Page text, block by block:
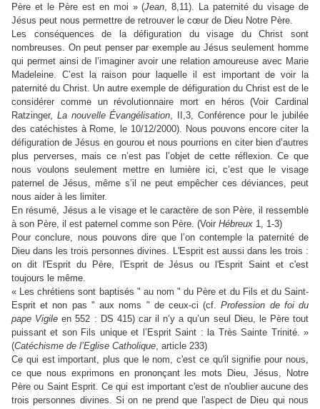
Père et le Père est en moi » (Jean, 8,11). La paternité du visage de
Jésus peut nous permettre de retrouver le cœur de Dieu Notre Père.
Les conséquences de la défiguration du visage du Christ sont
nombreuses. On peut penser par exemple au Jésus seulement homme
qui permet ainsi de l’imaginer avoir une relation amoureuse avec Marie
Madeleine. C’est la raison pour laquelle il est important de voir la
paternité du Christ. Un autre exemple de défiguration du Christ est de le
considérer comme un révolutionnaire mort en héros (Voir Cardinal
Ratzinger, La nouvelle Évangélisation, II,3, Conférence pour le jubilée
des catéchistes à Rome, le 10/12/2000). Nous pouvons encore citer la
défiguration de Jésus en gourou et nous pourrions en citer bien d’autres
plus perverses, mais ce n’est pas l’objet de cette réflexion. Ce que
nous voulons seulement mettre en lumière ici, c’est que le visage
paternel de Jésus, même s’il ne peut empêcher ces déviances, peut
nous aider à les limiter.
En résumé, Jésus a le visage et le caractère de son Père, il ressemble
à son Père, il est paternel comme son Père. (Voir Hébreux 1, 1-3)
Pour conclure, nous pouvons dire que l’on contemple la paternité de
Dieu dans les trois personnes divines. L'Esprit est aussi dans les trois :
on dit l'Esprit du Père, l'Esprit de Jésus ou l'Esprit Saint et c'est
toujours le même.
« Les chrétiens sont baptisés " au nom " du Père et du Fils et du Saint-
Esprit et non pas " aux noms " de ceux-ci (cf.Profession de foi du
pape Vigile en 552 : DS 415) car il n’y a qu’un seul Dieu, le Père tout
puissant et son Fils unique et l’Esprit Saint : la Très Sainte Trinité. »
(Catéchisme de l’Eglise Catholique, article 233)
Ce qui est important, plus que le nom, c'est ce qu'il signifie pour nous,
ce que nous exprimons en prononçant les mots Dieu, Jésus, Notre
Père ou Saint Esprit. Ce qui est important c'est de n'oublier aucune des
trois personnes divines. Si on ne prend que l'aspect de Dieu qui nous